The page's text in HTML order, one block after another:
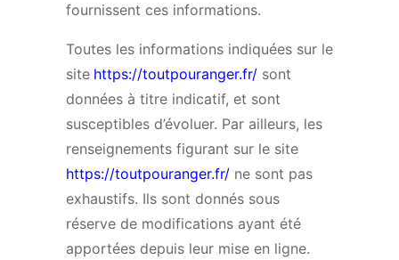
fournissent ces informations.
Toutes les informations indiquées sur le
site https://toutpouranger.fr/ sont
données à titre indicatif, et sont
susceptibles d’évoluer. Par ailleurs, les
renseignements figurant sur le site
https://toutpouranger.fr/ ne sont pas
exhaustifs. Ils sont donnés sous
réserve de modifications ayant été
apportées depuis leur mise en ligne.